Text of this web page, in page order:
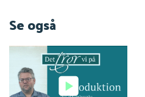
Se også